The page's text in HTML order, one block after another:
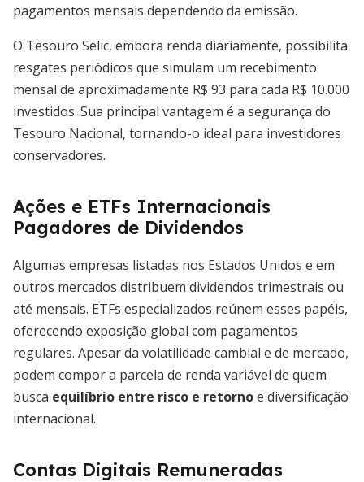
pagamentos mensais dependendo da emissão.
O Tesouro Selic, embora renda diariamente, possibilita
resgates periódicos que simulam um recebimento
mensal de aproximadamente R$ 93 para cada R$ 10.000
investidos. Sua principal vantagem é a segurança do
Tesouro Nacional, tornando-o ideal para investidores
conservadores.
Ações e ETFs Internacionais
Pagadores de Dividendos
Algumas empresas listadas nos Estados Unidos e em
outros mercados distribuem dividendos trimestrais ou
até mensais. ETFs especializados reúnem esses papéis,
oferecendo exposição global com pagamentos
regulares. Apesar da volatilidade cambial e de mercado,
podem compor a parcela de renda variável de quem
busca equilíbrio entre risco e retornoe diversificação
internacional.
Contas Digitais Remuneradas